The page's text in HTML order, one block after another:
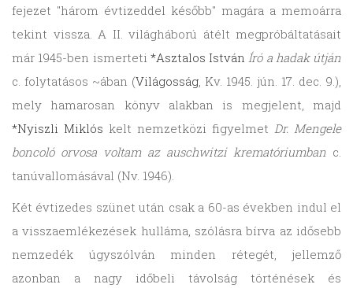
fejezet "három évtizeddel később" magára a memoárra
tekint vissza. A II. világháború átélt megpróbáltatásait
már 1945-ben ismerteti *Asztalos István Író a hadak útján
c. folytatásos ~ában (Világosság, Kv. 1945. jún. 17. dec. 9.),
mely hamarosan könyv alakban is megjelent, majd
*Nyiszli Miklós kelt nemzetközi figyelmet Dr. Mengele
boncoló orvosa voltam az auschwitzi krematóriumban c.
tanúvallomásával (Nv. 1946).
Két évtizedes szünet után csak a 60-as években indul el
a visszaemlékezések hulláma, szólásra bírva az idősebb
nemzedék úgyszólván minden rétegét, jellemző
azonban a nagy időbeli távolság történések és